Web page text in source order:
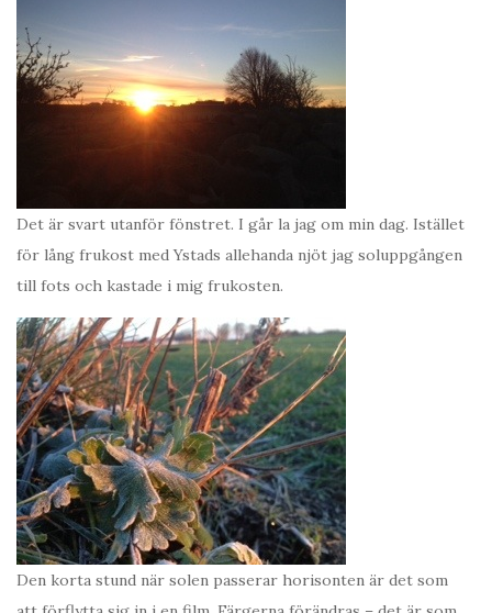
Det är svart utanför fönstret. I går la jag om min dag. Istället
för lång frukost med Ystads allehanda njöt jag soluppgången
till fots och kastade i mig frukosten.
Den korta stund när solen passerar horisonten är det som